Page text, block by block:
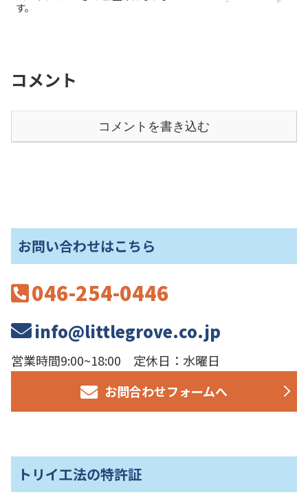
す。
コメント
コメントを書き込む
お問い合わせはこちら
046-254-0446
info@littlegrove.co.jp
営業時間9:00~18:00 定休日：水曜日
お問合わせフォームへ
トリイ工法の特許証